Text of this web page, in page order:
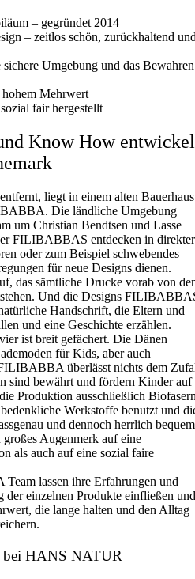
– gegründet 2014
– zeitlos schön, zurückhaltend
Umgebung und das Bewahren
Mehrwert
fair hergestellt
Know How
liegt in einem alten Bauerhaus
Die ländliche Umgebung
um Christian Bendtsen und Lasse
FILIBABBAS entdecken in direkter
oder zum Beispiel schwebendes
für neue Designs dienen.
das sämtliche Drucke vorab von
Und die Designs
Handschrift, die Eltern und
und eine Geschichte erzählen.
ist breit gefächert. Die Dänen
für Kids, aber auch
überlässt nichts dem
sind bewährt und fördern Kinder auf
Produktion ausschließlich
Werkstoffe benutzt und
und dennoch herrlich
Augenmerk auf eine
als auch auf eine sozial faire
lassen ihre Erfahrungen und
einzelnen Produkte einfließen und
die lange halten und den Alltag
HANS NATUR